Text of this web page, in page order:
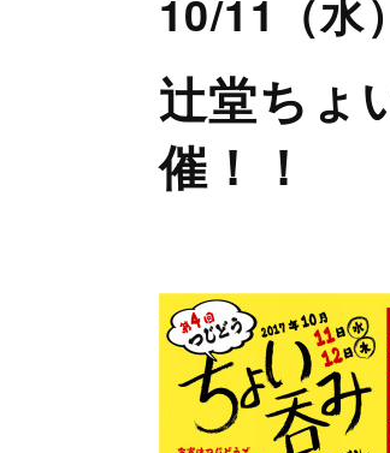
10/11（水
辻堂ちょ
催！！